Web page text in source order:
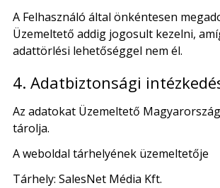
A Felhasználó által önkéntesen
Üzemeltető addig jogosult kezelni,
adattörlési lehetőséggel nem él.
4. Adatbiztonsági
Az adatokat Üzemeltető
tárolja.
A weboldal tárhelyének üzemeltetője
Tárhely: SalesNet Média Kft.